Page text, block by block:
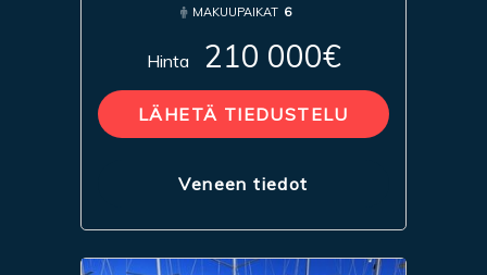
MAKUUPAIKAT 6
Hinta 210 000€
LÄHETÄ TIEDUSTELU
Veneen tiedot